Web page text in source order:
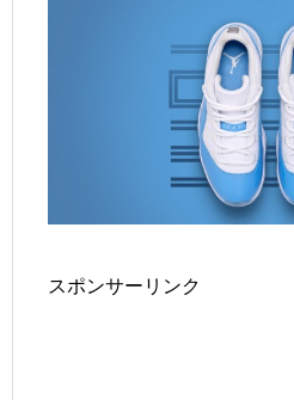
スポンサーリンク